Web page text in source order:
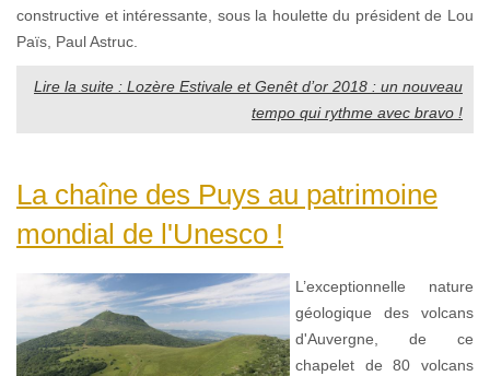
constructive et intéressante, sous la houlette du président de Lou
Païs, Paul Astruc.
Lire la suite : Lozère Estivale et Genêt d’or 2018 : un nouveau
tempo qui rythme avec bravo !
La chaîne des Puys au patrimoine
mondial de l'Unesco !
L’exceptionnelle nature
géologique des volcans
d'Auvergne, de ce
chapelet de 80 volcans